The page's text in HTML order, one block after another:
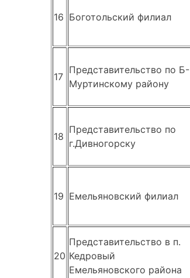
16 Боготольский филиал
17
Представительство по Б-
Муртинскому району
18
Представительство по
г.Дивногорску
19 Емельяновский филиал
20
Представительство в п.
Кедровый
Емельяновского района